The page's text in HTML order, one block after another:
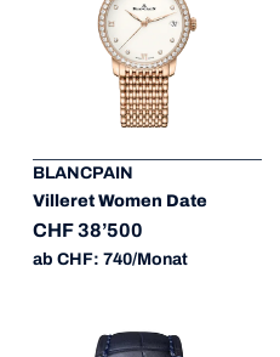
BLANCPAIN
Villeret Women Date
CHF 38’500
ab CHF: 740/Monat